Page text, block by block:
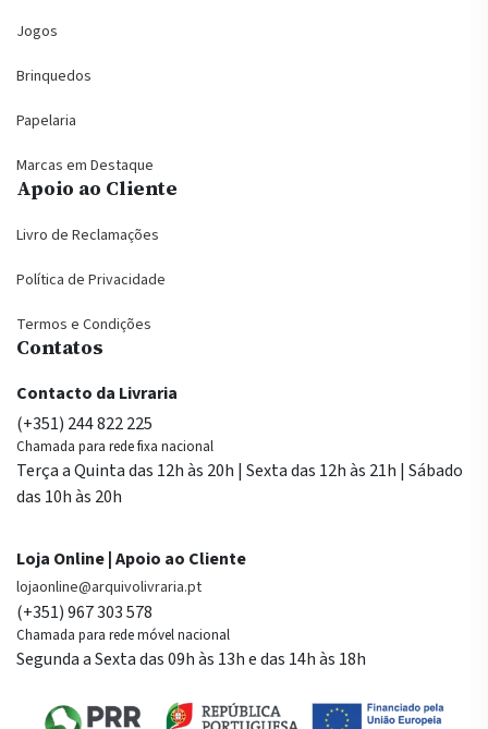
Jogos
Brinquedos
Papelaria
Marcas em Destaque
Apoio ao Cliente
Livro de Reclamações
Política de Privacidade
Termos e Condições
Contatos
Contacto da Livraria
(+351) 244 822 225
Chamada para rede fixa nacional
Terça a Quinta das 12h às 20h | Sexta das 12h às 21h | Sábado
das 10h às 20h
Loja Online | Apoio ao Cliente
lojaonline@arquivolivraria.pt
(+351) 967 303 578
Chamada para rede móvel nacional
Segunda a Sexta das 09h às 13h e das 14h às 18h